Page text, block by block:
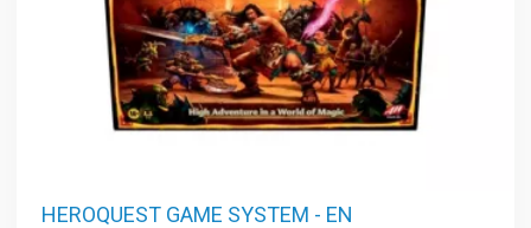
HEROQUEST GAME SYSTEM - EN